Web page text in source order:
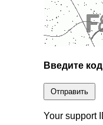
Введите
Отправить
Your support